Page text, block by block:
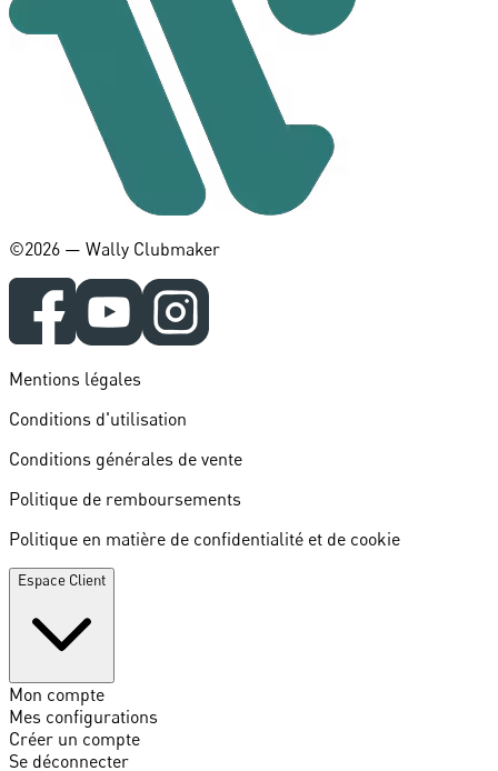
©️2026 — Wally Clubmaker
Mentions légales
Conditions d'utilisation
Conditions générales de vente
Politique de remboursements
Politique en matière de confidentialité et de cookie
Espace Client
Mon compte
Mes configurations
Créer un compte
Se déconnecter